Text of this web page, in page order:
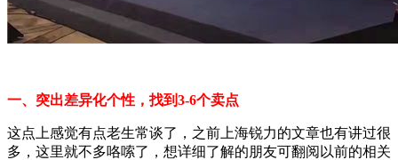
一、突出差异化个性，找到3-6个卖点
这点上感觉有点老生常谈了，之前上海锐力的文章也有讲过很
多，这里就不多咯嗦了，想详细了解的朋友可翻阅以前的相关